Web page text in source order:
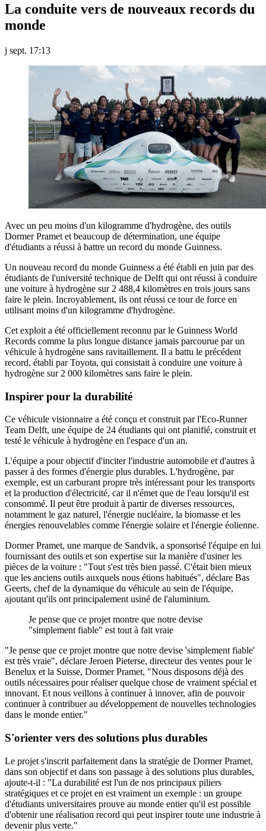
La conduite vers de nouveaux records du
monde
j sept. 17:13
Avec un peu moins d'un kilogramme d'hydrogène, des outils
Dormer Pramet et beaucoup de détermination, une équipe
d'étudiants a réussi à battre un record du monde Guinness.
Un nouveau record du monde Guinness a été établi en juin par des
étudiants de l'université technique de Delft qui ont réussi à conduire
une voiture à hydrogène sur 2 488,4 kilomètres en trois jours sans
faire le plein. Incroyablement, ils ont réussi ce tour de force en
utilisant moins d'un kilogramme d'hydrogène.
Cet exploit a été officiellement reconnu par le Guinness World
Records comme la plus longue distance jamais parcourue par un
véhicule à hydrogène sans ravitaillement. Il a battu le précédent
record, établi par Toyota, qui consistait à conduire une voiture à
hydrogène sur 2 000 kilomètres sans faire le plein.
Inspirer pour la durabilité
Ce véhicule visionnaire a été conçu et construit par l'Eco-Runner
Team Delft, une équipe de 24 étudiants qui ont planifié, construit et
testé le véhicule à hydrogène en l'espace d'un an.
L'équipe a pour objectif d'inciter l'industrie automobile et d'autres à
passer à des formes d'énergie plus durables. L'hydrogène, par
exemple, est un carburant propre très intéressant pour les transports
et la production d'électricité, car il n'émet que de l'eau lorsqu'il est
consommé. Il peut être produit à partir de diverses ressources,
notamment le gaz naturel, l'énergie nucléaire, la biomasse et les
énergies renouvelables comme l'énergie solaire et l'énergie éolienne.
Dormer Pramet, une marque de Sandvik, a sponsorisé l'équipe en lui
fournissant des outils et son expertise sur la manière d'usiner les
pièces de la voiture : "Tout s'est très bien passé. C'était bien mieux
que les anciens outils auxquels nous étions habitués", déclare Bas
Geerts, chef de la dynamique du véhicule au sein de l'équipe,
ajoutant qu'ils ont principalement usiné de l'aluminium.
Je pense que ce projet montre que notre devise
"simplement fiable" est tout à fait vraie
"Je pense que ce projet montre que notre devise 'simplement fiable'
est très vraie", déclare Jeroen Pieterse, directeur des ventes pour le
Benelux et la Suisse, Dormer Pramet, "Nous disposons déjà des
outils nécessaires pour réaliser quelque chose de vraiment spécial et
innovant. Et nous veillons à continuer à innover, afin de pouvoir
continuer à contribuer au développement de nouvelles technologies
dans le monde entier."
S'orienter vers des solutions plus durables
Le projet s'inscrit parfaitement dans la stratégie de Dormer Pramet,
dans son objectif et dans son passage à des solutions plus durables,
ajoute-t-il : "La durabilité est l'un de nos principaux piliers
stratégiques et ce projet en est vraiment un exemple : un groupe
d'étudiants universitaires prouve au monde entier qu'il est possible
d'obtenir une réalisation record qui peut inspirer toute une industrie à
devenir plus verte."